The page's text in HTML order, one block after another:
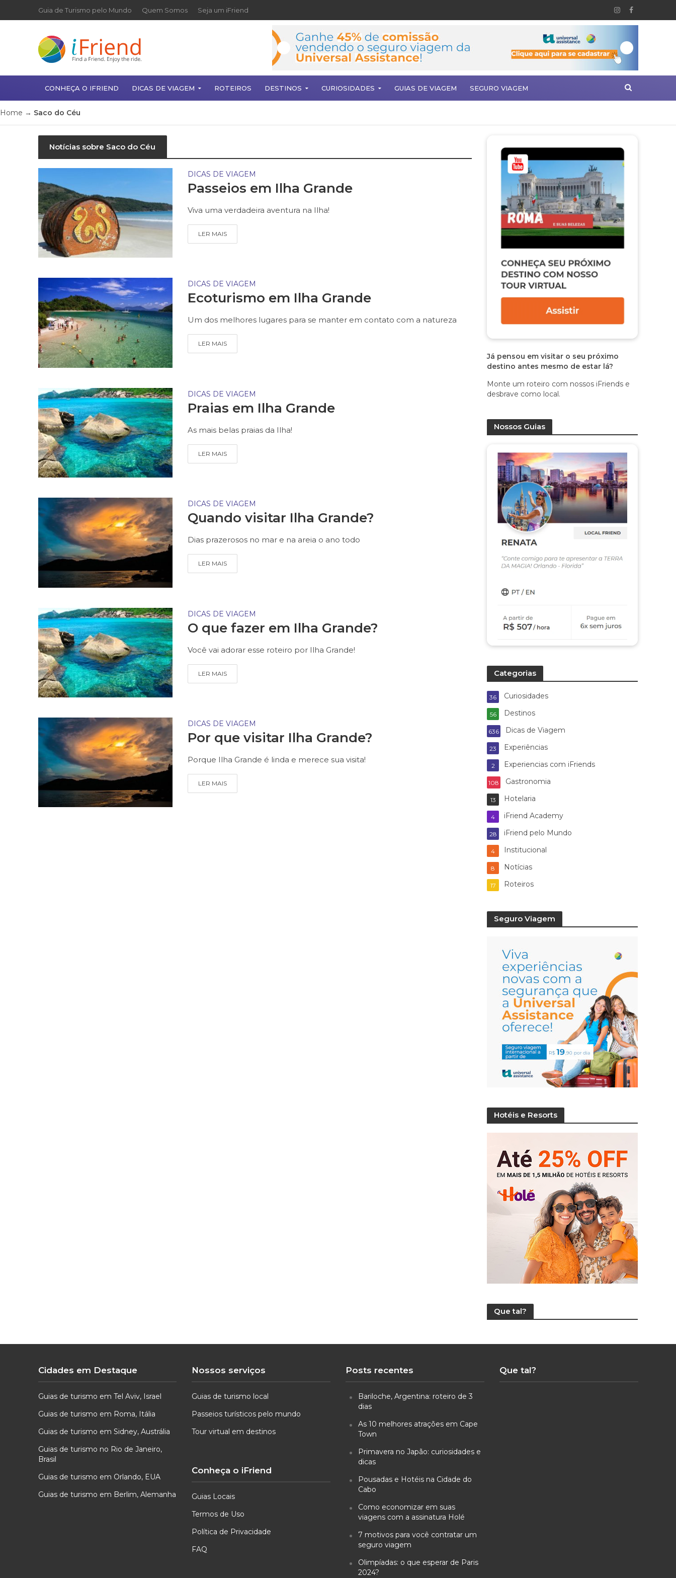
Guia de Turismo pelo Mundo Quem Somos Seja um iFriend
CONHEÇA O IFRIEND DICAS DE VIAGEM ROTEIROS DESTINOS CURIOSIDADES GUIAS DE VIAGEM SEGURO VIAGEM
Home → Saco do Céu
Notícias sobre Saco do Céu
DICAS DE VIAGEM
Passeios em Ilha Grande
Viva uma verdadeira aventura na Ilha!
LER MAIS
DICAS DE VIAGEM
Ecoturismo em Ilha Grande
Um dos melhores lugares para se manter em contato com a natureza
LER MAIS
DICAS DE VIAGEM
Praias em Ilha Grande
As mais belas praias da Ilha!
LER MAIS
DICAS DE VIAGEM
Quando visitar Ilha Grande?
Dias prazerosos no mar e na areia o ano todo
LER MAIS
DICAS DE VIAGEM
O que fazer em Ilha Grande?
Você vai adorar esse roteiro por Ilha Grande!
LER MAIS
DICAS DE VIAGEM
Por que visitar Ilha Grande?
Porque Ilha Grande é linda e merece sua visita!
LER MAIS
Já pensou em visitar o seu próximo
destino antes mesmo de estar lá?
Monte um roteiro com nossos iFriends e
desbrave como local.
Nossos Guias
Categorias
Curiosidades
36
Destinos
56
Dicas de Viagem
636
Experiências
23
Experiencias com iFriends
2
Gastronomia
108
Hotelaria
13
iFriend Academy
4
iFriend pelo Mundo
28
Institucional
4
Notícias
8
Roteiros
17
Seguro Viagem
Hotéis e Resorts
Que tal?
Cidades em Destaque
Guias de turismo em Tel Aviv, Israel
Guias de turismo em Roma, Itália
Guias de turismo em Sidney, Austrália
Guias de turismo no Rio de Janeiro,
Brasil
Guias de turismo em Orlando, EUA
Guias de turismo em Berlim, Alemanha
Nossos serviços
Guias de turismo local
Passeios turísticos pelo mundo
Tour virtual em destinos
Conheça o iFriend
Guias Locais
Termos de Uso
Política de Privacidade
FAQ
Posts recentes
Bariloche, Argentina: roteiro de 3
dias
As 10 melhores atrações em Cape
Town
Primavera no Japão: curiosidades e
dicas
Pousadas e Hotéis na Cidade do
Cabo
Como economizar em suas
viagens com a assinatura Holé
7 motivos para você contratar um
seguro viagem
Olimpíadas: o que esperar de Paris
2024?
Que tal?